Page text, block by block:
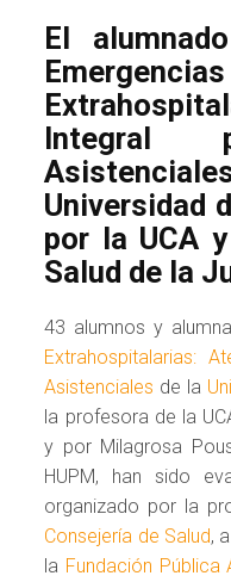
El
Emergencias
Integral
Universidad
por la UCA
Salud de la
43 alumnos y
Extrahospitalarias:
Asistenciales de la
la profesora de la
y por Milagrosa
HUPM, han sido
organizado por la
Consejería de Salud,
la Fundación Pública